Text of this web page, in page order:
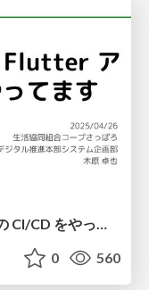
GitHub Actions で Flutter アプリの CI/CD をやってます #ゆるWeb札幌
0 560